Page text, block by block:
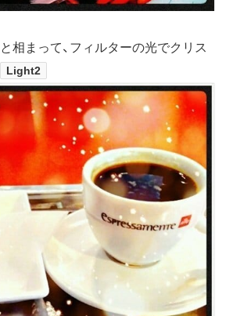
相まって、フィルターの光でクリス
Light2